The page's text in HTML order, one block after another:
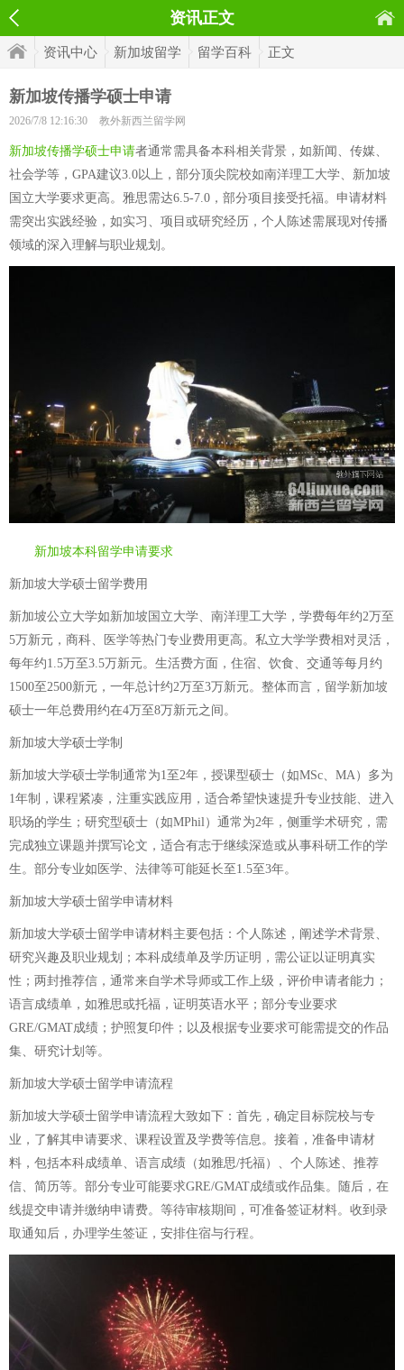
资讯正文
资讯中心 新加坡留学 留学百科 正文
新加坡传播学硕士申请
2026/7/8 12:16:30 教外新西兰留学网
新加坡传播学硕士申请者通常需具备本科相关背景，如新闻、传媒、
社会学等，GPA建议3.0以上，部分顶尖院校如南洋理工大学、新加坡
国立大学要求更高。雅思需达6.5-7.0，部分项目接受托福。申请材料
需突出实践经验，如实习、项目或研究经历，个人陈述需展现对传播
领域的深入理解与职业规划。
新加坡本科留学申请要求
新加坡大学硕士留学费用
新加坡公立大学如新加坡国立大学、南洋理工大学，学费每年约2万至
5万新元，商科、医学等热门专业费用更高。私立大学学费相对灵活，
每年约1.5万至3.5万新元。生活费方面，住宿、饮食、交通等每月约
1500至2500新元，一年总计约2万至3万新元。整体而言，留学新加坡
硕士一年总费用约在4万至8万新元之间。
新加坡大学硕士学制
新加坡大学硕士学制通常为1至2年，授课型硕士（如MSc、MA）多为
1年制，课程紧凑，注重实践应用，适合希望快速提升专业技能、进入
职场的学生；研究型硕士（如MPhil）通常为2年，侧重学术研究，需
完成独立课题并撰写论文，适合有志于继续深造或从事科研工作的学
生。部分专业如医学、法律等可能延长至1.5至3年。
新加坡大学硕士留学申请材料
新加坡大学硕士留学申请材料主要包括：个人陈述，阐述学术背景、
研究兴趣及职业规划；本科成绩单及学历证明，需公证以证明真实
性；两封推荐信，通常来自学术导师或工作上级，评价申请者能力；
语言成绩单，如雅思或托福，证明英语水平；部分专业要求
GRE/GMAT成绩；护照复印件；以及根据专业要求可能需提交的作品
集、研究计划等。
新加坡大学硕士留学申请流程
新加坡大学硕士留学申请流程大致如下：首先，确定目标院校与专
业，了解其申请要求、课程设置及学费等信息。接着，准备申请材
料，包括本科成绩单、语言成绩（如雅思/托福）、个人陈述、推荐
信、简历等。部分专业可能要求GRE/GMAT成绩或作品集。随后，在
线提交申请并缴纳申请费。等待审核期间，可准备签证材料。收到录
取通知后，办理学生签证，安排住宿与行程。